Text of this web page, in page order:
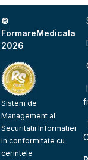
©
FormareMedicala
2026
Sistem de
Management al
Securitatii Informatiei
in conformitate cu
cerintele